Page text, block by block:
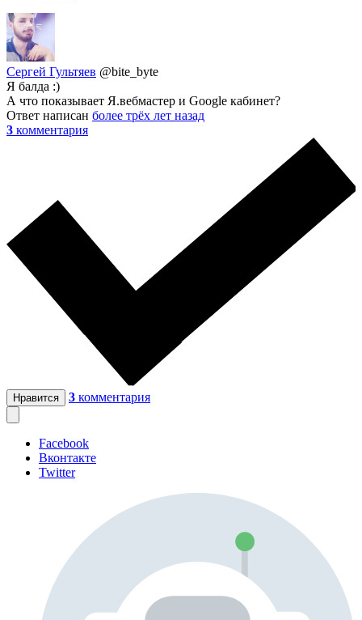
Сергей Гультяев @bite_byte
Я балда :)
А что показывает Я.вебмастер и Google кабинет?
Ответ написан более трёх лет назад
3 комментария
Нравится 3 комментария
Facebook
Вконтакте
Twitter